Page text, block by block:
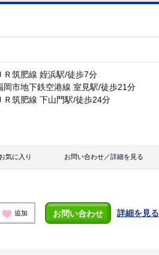
ＪＲ筑肥線 姪浜駅/徒歩7分
岡市地下鉄空港線 室見駅/徒歩21分
ＪＲ筑肥線 下山門駅/徒歩24分
お気に入り お問い合わせ／詳細を見る
追加 お問い合わせ 詳細を見る